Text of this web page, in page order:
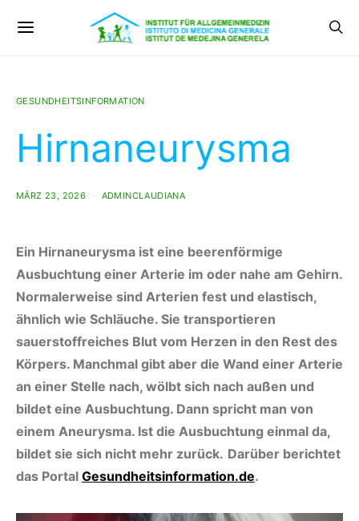
GESUNDHEITSINFORMATION
Hirnaneurysma
MÄRZ 23, 2026 ADMINCLAUDIANA
Ein Hirnaneurysma ist eine beerenförmige
Ausbuchtung einer Arterie im oder nahe am Gehirn.
Normalerweise sind Arterien fest und elastisch,
ähnlich wie Schläuche. Sie transportieren
sauerstoffreiches Blut vom Herzen in den Rest des
Körpers. Manchmal gibt aber die Wand einer Arterie
an einer Stelle nach, wölbt sich nach außen und
bildet eine Ausbuchtung. Dann spricht man von
einem Aneurysma. Ist die Ausbuchtung einmal da,
bildet sie sich nicht mehr zurück. Darüber berichtet
das Portal Gesundheitsinformation.de.